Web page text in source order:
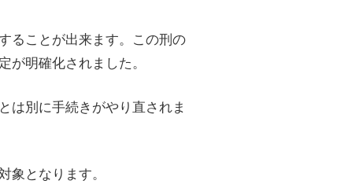
ることが出来ます。この刑の
明確化されました。
は別に手続きがやり直されま
となります。